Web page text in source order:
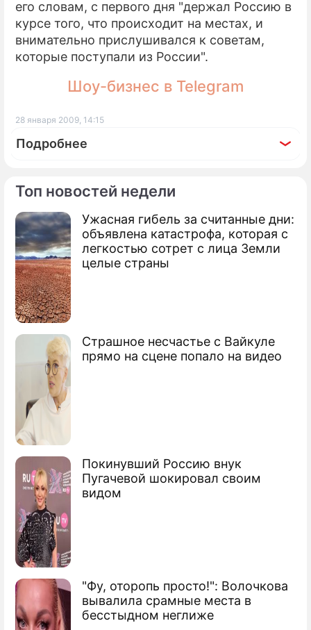
Топ новостей недели
Ужасная гибель за считанные дни:
объявлена катастрофа, которая с
легкостью сотрет с лица Земли
целые страны
Страшное несчастье с Вайкуле
прямо на сцене попало на видео
Покинувший Россию внук
Пугачевой шокировал своим
видом
"Фу, оторопь просто!": Волочкова
вывалила срамные места в
бесстыдном неглиже
его словам, с первого дня "держал Россию в
курсе того, что происходит на местах, и
внимательно прислушивался к советам,
которые поступали из России".
Шоу-бизнес в Telegram
28 января 2009, 14:15
Подробнее
По теме
Израильская авиация атаковала юг Газы
Израиль атаковал сектор Газа с воздуха
Израиль угрожает Газе новым ударом